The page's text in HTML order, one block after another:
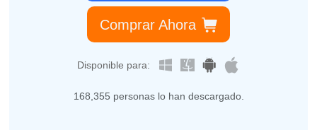
Comprar Ahora
Disponible para:
168,357 personas lo han descargado.